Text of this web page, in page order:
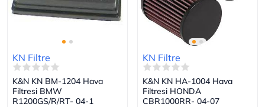
KN Filtre
K&N KN BM-1204 Hava
Filtresi BMW
R1200GS/R/RT- 04-1
KN Filtre
K&N KN HA-1004 Hava
Filtresi HONDA
CBR1000RR- 04-07